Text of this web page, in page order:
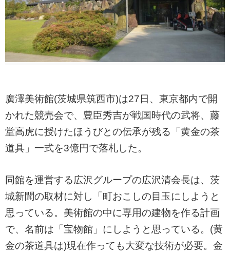
廣澤美術館(茨城県筑西市)は27日、東京都内で開
かれた競売会で、豊臣秀吉が戦国時代の武将、藤
堂高虎に授けたほうびとの伝承が残る「黄金の茶
道具」一式を3億円で落札した。
同館を運営する広沢グループの広沢清会長は、茨
城新聞の取材に対し「町おこしの目玉にしようと
思っている。美術館の中に専用の建物を作る計画
で、名前は「宝物館」にしようと思っている。(黄
金の茶道具は)現在作っても大変な技術が必要。金